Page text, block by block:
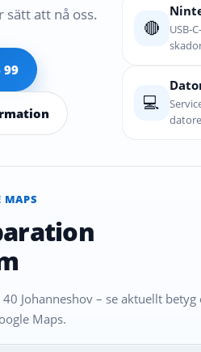
att nå oss.
99
🔴
USB-
💻
MAPS
Johanneshov – se aktuellt betyg
Maps.